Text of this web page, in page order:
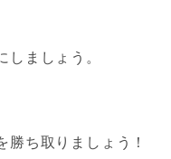
ましょう。
ち取りましょう！